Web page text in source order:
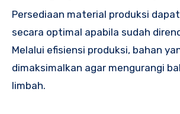
Persediaan material produksi
secara optimal apabila sudah
Melalui efisiensi produksi, bahan
dimaksimalkan agar mengurangi
limbah.